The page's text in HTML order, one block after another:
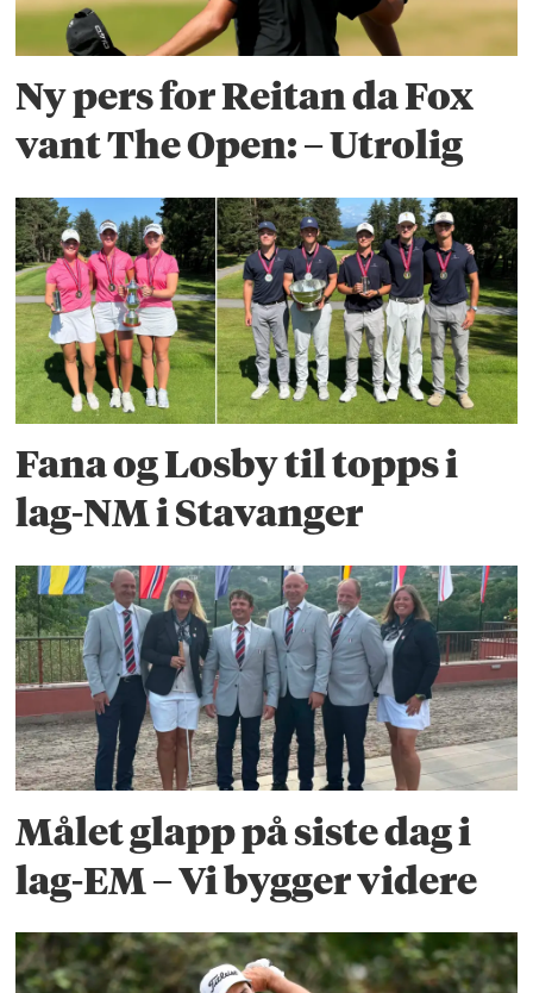
Ny pers for Reitan da Fox
vant The Open: – Utrolig
Fana og Losby til topps i
lag-NM i Stavanger
Målet glapp på siste dag i
lag-EM – Vi bygger videre